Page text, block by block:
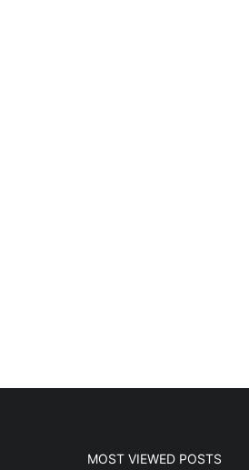
MOST VIEWED POSTS